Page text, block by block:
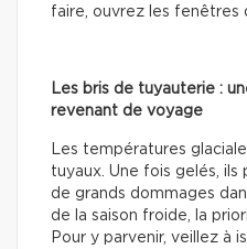
faire, ouvrez les fenêtres
Les bris de tuyauterie :
revenant de voyage
Les températures
tuyaux. Une fois gelés,
de grands dommages
de la saison froide, la
Pour y parvenir, veillez à